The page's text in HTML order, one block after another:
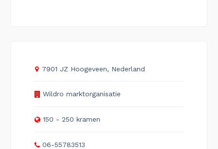
7901 JZ Hoogeveen, Nederland
Wildro marktorganisatie
150 - 250 kramen
06-55783513